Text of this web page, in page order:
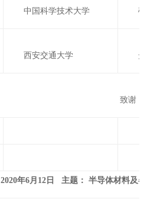
中国科学技术大学
西安交通大学
致谢
2020年6月12日 主题： 半导体材料及